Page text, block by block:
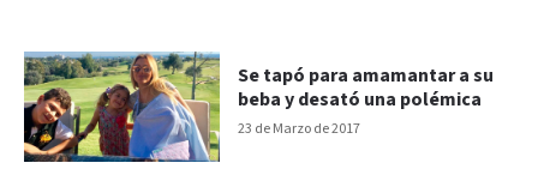
23 de Marzo de 2017
Se tapó para amamantar a su
beba y desató una polémica